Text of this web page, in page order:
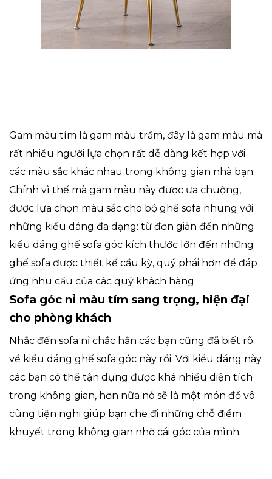
Gam màu tím là gam màu trầm, đây là gam màu mà
rất nhiều người lựa chọn rất dễ dàng kết hợp với
các màu sắc khác nhau trong không gian nhà bạn.
Chính vì thế mà gam màu này được ưa chuộng,
được lựa chọn màu sắc cho bộ ghế sofa nhung với
những kiểu dáng đa dạng: từ đơn giản đến những
kiểu dáng ghế sofa góc kích thước lớn đến những
ghế sofa được thiết kế cầu kỳ, quý phái hơn để đáp
ứng nhu cầu của các quý khách hàng.
Sofa góc nỉ màu tím sang trọng, hiện đại
cho phòng khách
Nhắc đến sofa nỉ chắc hẳn các bạn cũng đã biết rõ
về kiểu dáng ghế sofa góc này rồi. Với kiểu dáng này
các bạn có thể tận dụng được khá nhiều diện tích
trong không gian, hơn nữa nó sẽ là một món đồ vô
cùng tiện nghi giúp bạn che đi những chỗ điểm
khuyết trong không gian nhờ cái góc của mình.